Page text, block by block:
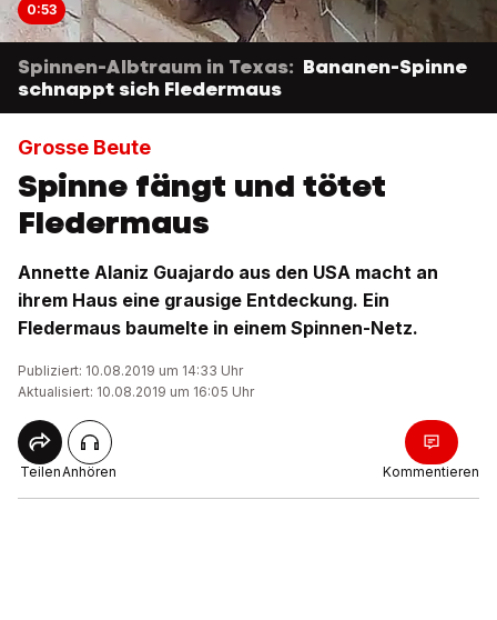
0:53
Spinnen-Albtraum in Texas: Bananen-Spinne
schnappt sich Fledermaus
Grosse Beute
Spinne fängt und tötet
Fledermaus
Annette Alaniz Guajardo aus den USA macht an
ihrem Haus eine grausige Entdeckung. Ein
Fledermaus baumelte in einem Spinnen-Netz.
Publiziert: 10.08.2019 um 14:33 Uhr
Aktualisiert: 10.08.2019 um 16:05 Uhr
TeilenAnhören Kommentieren